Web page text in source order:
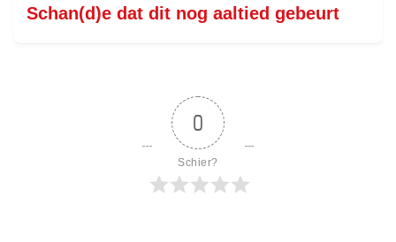
Schan(d)e dat dit nog aaltied gebeurt
0
Schier?